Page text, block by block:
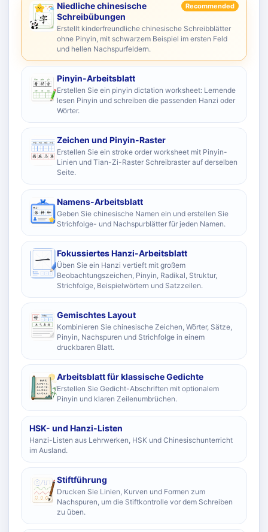
Niedliche chinesische
Schreibübungen
Recommended
Erstellt kinderfreundliche chinesische Schreibblätter
ohne Pinyin, mit schwarzem Beispiel im ersten Feld
und hellen Nachspurfeldern.
Pinyin-Arbeitsblatt
Erstellen Sie ein pinyin dictation worksheet: Lernende
lesen Pinyin und schreiben die passenden Hanzi oder
Wörter.
Zeichen und Pinyin-Raster
Erstellen Sie ein stroke order worksheet mit Pinyin-
Linien und Tian-Zi-Raster Schreibraster auf derselben
Seite.
Namens-Arbeitsblatt
Geben Sie chinesische Namen ein und erstellen Sie
Strichfolge- und Nachspurblätter für jeden Namen.
Fokussiertes Hanzi-Arbeitsblatt
Üben Sie ein Hanzi vertieft mit großem
Beobachtungszeichen, Pinyin, Radikal, Struktur,
Strichfolge, Beispielwörtern und Satzzeilen.
Gemischtes Layout
Kombinieren Sie chinesische Zeichen, Wörter, Sätze,
Pinyin, Nachspuren und Strichfolge in einem
druckbaren Blatt.
Arbeitsblatt für klassische Gedichte
Erstellen Sie Gedicht-Abschriften mit optionalem
Pinyin und klaren Zeilenumbrüchen.
HSK- und Hanzi-Listen
Hanzi-Listen aus Lehrwerken, HSK und Chinesischunterricht
im Ausland.
Stiftführung
Drucken Sie Linien, Kurven und Formen zum
Nachspuren, um die Stiftkontrolle vor dem Schreiben
zu üben.